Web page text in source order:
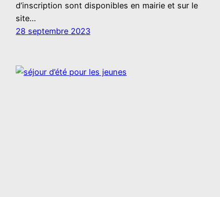
d’inscription sont disponibles en mairie et sur le
site…
28 septembre 2023